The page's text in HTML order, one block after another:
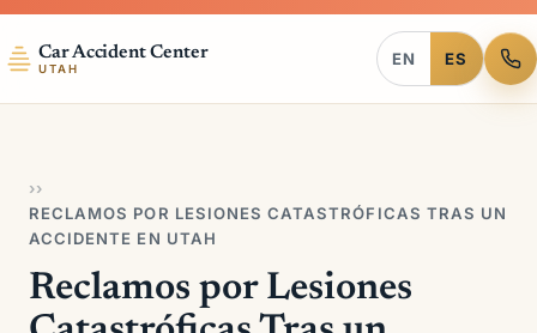
Car Accident Center
UTAH
EN ES
››
RECLAMOS POR LESIONES CATASTRÓFICAS TRAS UN
ACCIDENTE EN UTAH
Reclamos por Lesiones